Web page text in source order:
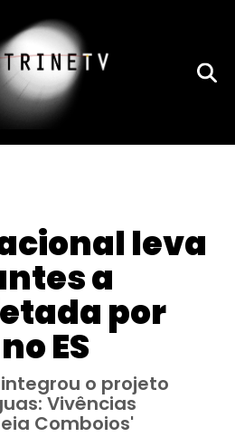
leva
a
por
ES
o projeto
Vivências
Comboios'